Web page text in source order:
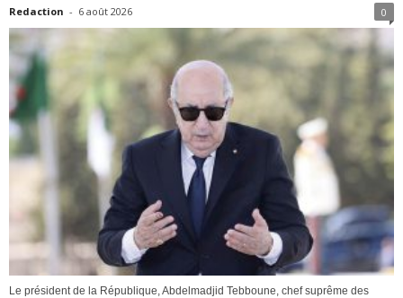
Redaction - 6 août 2026 0
Le président de la République, Abdelmadjid Tebboune, chef suprême des